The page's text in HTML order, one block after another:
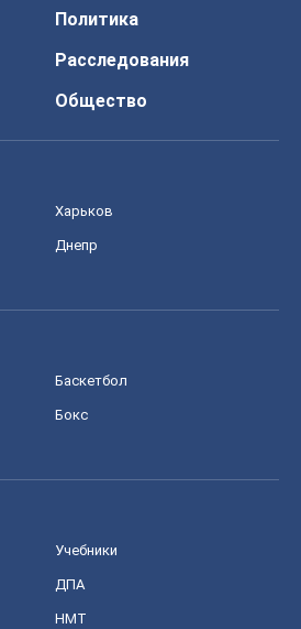
Политика
Расследования
Общество
Харьков
Днепр
Баскетбол
Бокс
Учебники
ДПА
НМТ